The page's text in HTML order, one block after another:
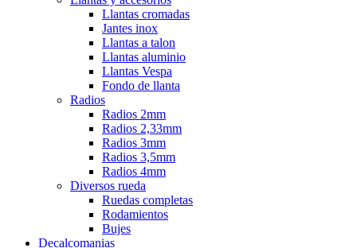
Llantas cromadas
Jantes inox
Llantas a talon
Llantas aluminio
Llantas Vespa
Fondo de llanta
Radios
Radios 2mm
Radios 2,33mm
Radios 3mm
Radios 3,5mm
Radios 4mm
Diversos rueda
Ruedas completas
Rodamientos
Bujes
Decalcomanias